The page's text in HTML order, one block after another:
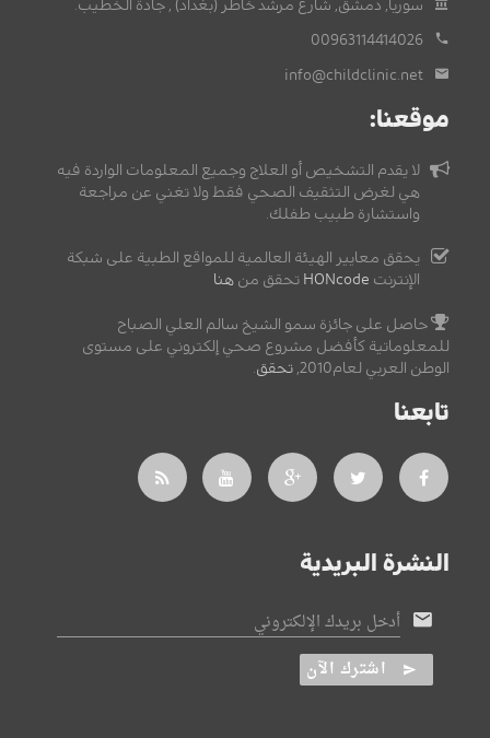
سوريا, دمشق, شارع مرشد خاطر (بغداد) , جادة الخطيب.
00963114414026
info@childclinic.net
موقعنا:
لا يقدم التشخيص أو العلاج وجميع المعلومات الواردة فيه
هي لغرض التثقيف الصحي فقط ولا تغني عن مراجعة
واستشارة طبيب طفلك.
يحقق معايير الهيئة العالمية للمواقع الطبية على شبكة
الإنترنت HONcode تحقق من هنا
حاصل على جائزة سمو الشيخ سالم العلي الصباح
للمعلوماتية كأفضل مشروع صحي إلكتروني على مستوى
الوطن العربي لعام2010,
تحقق.
تابعنا
النشرة البريدية
أدخل بريدك الإلكتروني
اشترك الآن